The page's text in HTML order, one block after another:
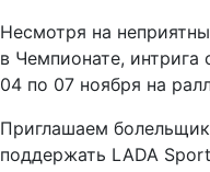
Несмотря на
в Чемпионате, интрига
04 по 07 ноября на
Приглашаем
поддержать LADA Sport